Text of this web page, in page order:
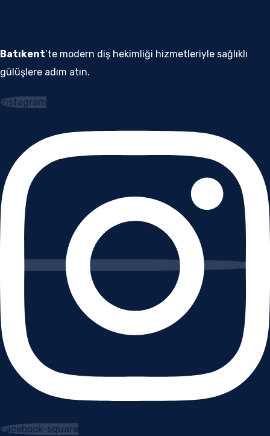
Batıkent’te modern diş hekimliği hizmetleriyle sağlıklı
gülüşlere adım atın.
Instagram
Facebook-square